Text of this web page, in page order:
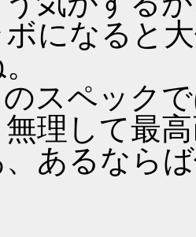
になると
スペック
無理して最
あるなら